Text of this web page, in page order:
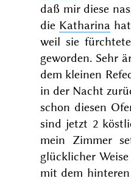
daß mir diese
die Katharina
weil sie
geworden. Sehr
dem kleinen
in der Nacht
schon diesen
sind jetzt 2
mein Zimmer
glücklicher
mit dem